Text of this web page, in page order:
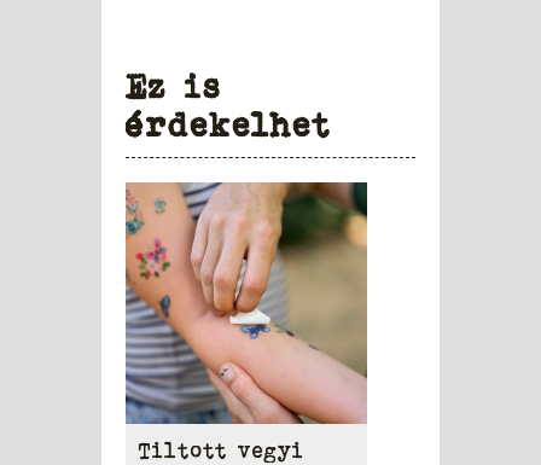
Ez is
érdekelhet
Tiltott vegyi